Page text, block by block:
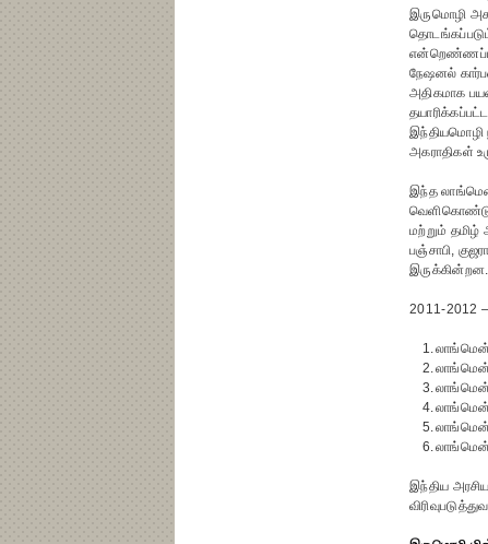
இருமொழி
நேஷனல்
அதிகமாக
இந்தியமொழி
அகராதிகள்
இந்த
மற்றும்
பஞ்சாபி,
இருக்கின்றன.
2011-2012
1.லாங்மென்
2.லாங்மென்
3.
4.லாங்மென்
5.
6.லாங்மென்
இந்திய